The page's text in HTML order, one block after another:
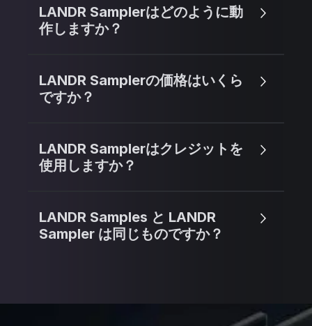
LANDR Samplerはどのように動
作しますか？
LANDR Samplerの価格はいくら
ですか？
LANDR Samplerはクレジットを
使用しますか？
LANDR Samples と LANDR
Sampler は同じものですか？